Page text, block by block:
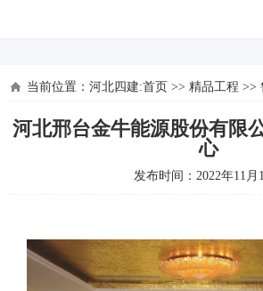
当前位置： 河北四建:首页 >> 精品工程 >>
河北邢台金牛能源股份有限
心
发布时间：2022年11月